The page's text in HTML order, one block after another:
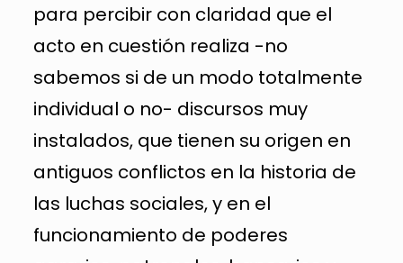
para percibir con claridad que el
acto en cuestión realiza -no
sabemos si de un modo totalmente
individual o no- discursos muy
instalados, que tienen su origen en
antiguos conflictos en la historia de
las luchas sociales, y en el
funcionamiento de poderes